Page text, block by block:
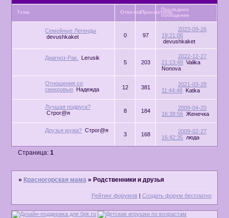
Тема ОтветовПросмотровПоследнее
сообщение
Семейные Легенды
devushkaket
0 97
2023-09-26
19:21:06
devushkaket
Диагноз-Рак. Lerusik
5 203
2022-12-27
21:13:49 Valikа
Nonovа
Отношения со
свекровью
Надежда 12 381
2021-03-28
11:44:48
Katka
Лучшая подруга?
Строг@я
8 184
2009-04-20
16:38:56 Женечка
Друзья мужа? Строг@я
3 168
2009-02-27
16:42:35 люда
Страница: 1
» Красногорская мама » Родственники и друзья
Рейтинг форумов| Создать форум бесплатно